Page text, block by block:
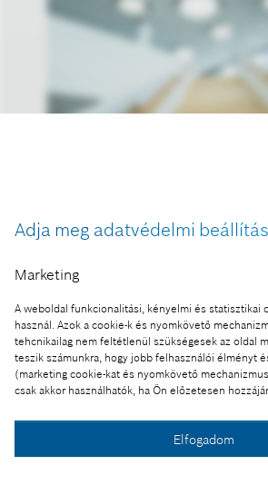
Adja meg adatvédelmi
Marketing
A weboldal funkcionalitási, kényelmi és statisztikai
használ. Azok a cookie-k és nyomkövető
tehcnikailag nem feltétlenül szükségesek az oldal
teszik számunkra, hogy jobb felhasználói élményt
(marketing cookie-kat és nyomkövető
csak akkor használhatók, ha Ön előzetesen
Elfogadom
számára díjmentesen felhasználható
Ennek a sajtóközleménynek a része:
Bosch Budapest Innovációs
Magyarország legújabb
fejlesztőközpontját
Fotó a kosárba